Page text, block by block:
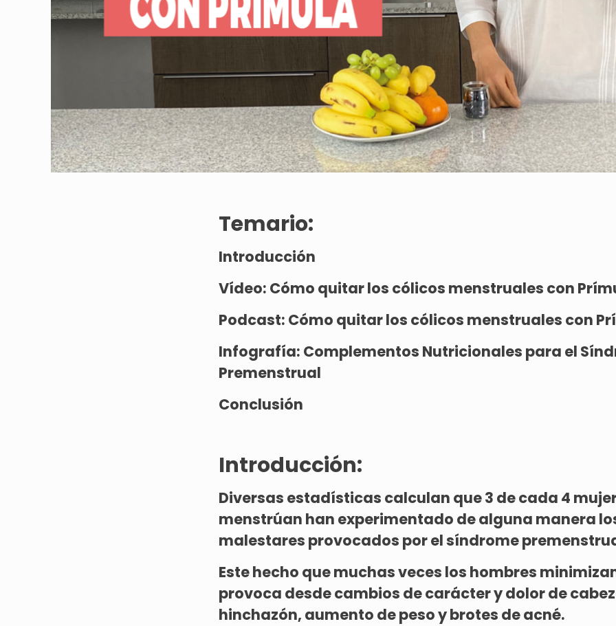
Temario:
Introducción
Vídeo: Cómo quitar los cólicos menstruales con
Podcast: Cómo quitar los cólicos menstruales con
Infografía: Complementos Nutricionales para el
Premenstrual
Conclusión
Introducción:
Diversas estadísticas calculan que 3 de cada 4
menstrúan han experimentado de alguna manera
malestares provocados por el síndrome
Este hecho que muchas veces los hombres
provoca desde cambios de carácter y dolor de
hinchazón, aumento de peso y brotes de acné.